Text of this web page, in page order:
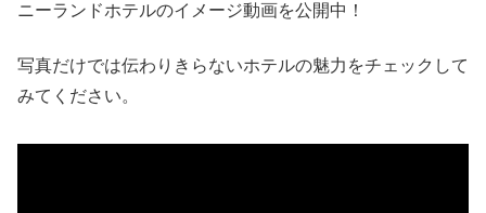
ニーランドホテルのイメージ動画を公開中！
写真だけでは伝わりきらないホテルの魅力をチェックして
みてください。